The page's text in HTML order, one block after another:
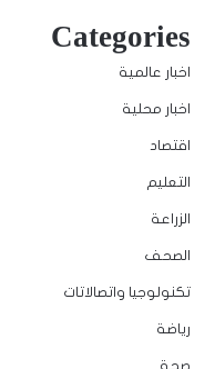
Categories
اخبار عالمية
اخبار محلية
اقتصاد
التعليم
الزراعة
الصحف
تكنولوجيا واتصالاتات
رياضة
صحة